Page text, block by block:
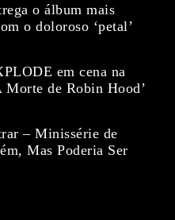
o álbum mais
o doloroso ‘petal’
em cena na
Morte de Robin Hood’
– Minissérie de
Mas Poderia Ser